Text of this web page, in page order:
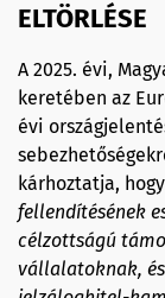
ELTÖRLÉSE
A 2025. évi,
keretében az
évi
kárhoztatja, hogy
fellendítésének
célzottságú
vállalatoknak,